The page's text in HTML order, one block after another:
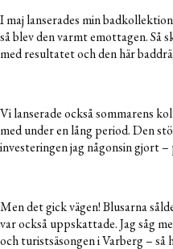
I maj lanserades min
så blev den varmt emottagen. Så
med resultatet och den här
Vi lanserade också sommarens
med under en lång period. Den
investeringen jag någonsin gjort –
Men det gick vägen! Blusarna
var också uppskattade. Jag såg
och turistsäsongen i Varberg –